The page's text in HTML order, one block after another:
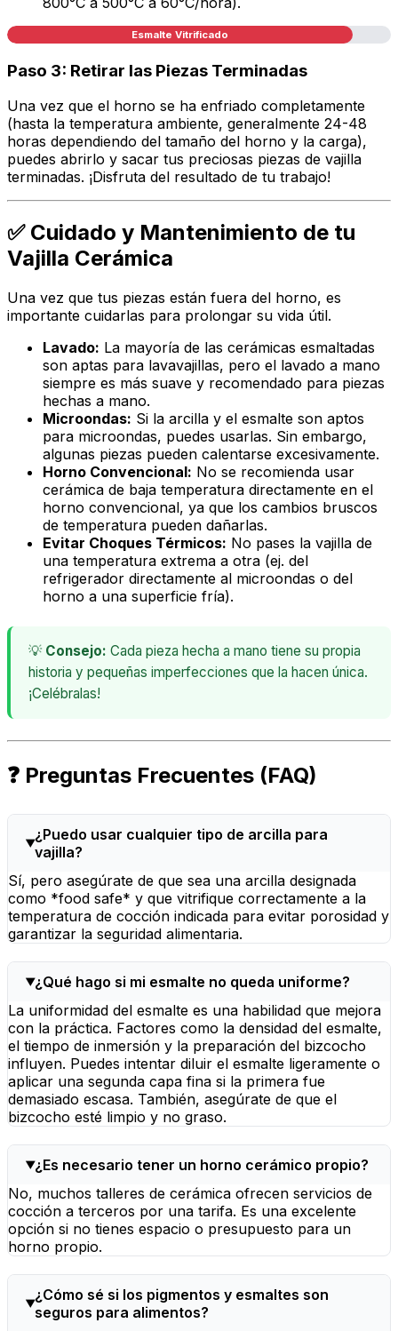
Esmalte Vitrificado
Paso 3: Retirar las Piezas Terminadas
Una vez que el horno se ha enfriado completamente
(hasta la temperatura ambiente, generalmente 24-48
horas dependiendo del tamaño del horno y la carga),
puedes abrirlo y sacar tus preciosas piezas de vajilla
terminadas. ¡Disfruta del resultado de tu trabajo!
✅ Cuidado y Mantenimiento de tu
Vajilla Cerámica
Una vez que tus piezas están fuera del horno, es
importante cuidarlas para prolongar su vida útil.
Lavado: La mayoría de las cerámicas esmaltadas
son aptas para lavavajillas, pero el lavado a mano
siempre es más suave y recomendado para piezas
hechas a mano.
Microondas: Si la arcilla y el esmalte son aptos
para microondas, puedes usarlas. Sin embargo,
algunas piezas pueden calentarse excesivamente.
Horno Convencional: No se recomienda usar
cerámica de baja temperatura directamente en el
horno convencional, ya que los cambios bruscos
de temperatura pueden dañarlas.
Evitar Choques Térmicos: No pases la vajilla de
una temperatura extrema a otra (ej. del
refrigerador directamente al microondas o del
horno a una superficie fría).
💡 Consejo: Cada pieza hecha a mano tiene su propia
historia y pequeñas imperfecciones que la hacen única.
¡Celébralas!
❓ Preguntas Frecuentes (FAQ)
¿Puedo usar cualquier tipo de arcilla para
vajilla?
Sí, pero asegúrate de que sea una arcilla designada
como *food safe* y que vitrifique correctamente a la
temperatura de cocción indicada para evitar porosidad y
garantizar la seguridad alimentaria.
¿Qué hago si mi esmalte no queda uniforme?
La uniformidad del esmalte es una habilidad que mejora
con la práctica. Factores como la densidad del esmalte,
el tiempo de inmersión y la preparación del bizcocho
influyen. Puedes intentar diluir el esmalte ligeramente o
aplicar una segunda capa fina si la primera fue
demasiado escasa. También, asegúrate de que el
bizcocho esté limpio y no graso.
¿Es necesario tener un horno cerámico propio?
No, muchos talleres de cerámica ofrecen servicios de
cocción a terceros por una tarifa. Es una excelente
opción si no tienes espacio o presupuesto para un
horno propio.
¿Cómo sé si los pigmentos y esmaltes son
seguros para alimentos?